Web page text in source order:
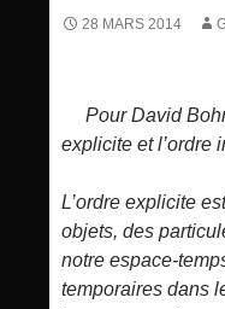
28 MARS 2014
Pour David
explicite et l’ordre
L’ordre explicite
objets, des
notre espace-
temporaires dans